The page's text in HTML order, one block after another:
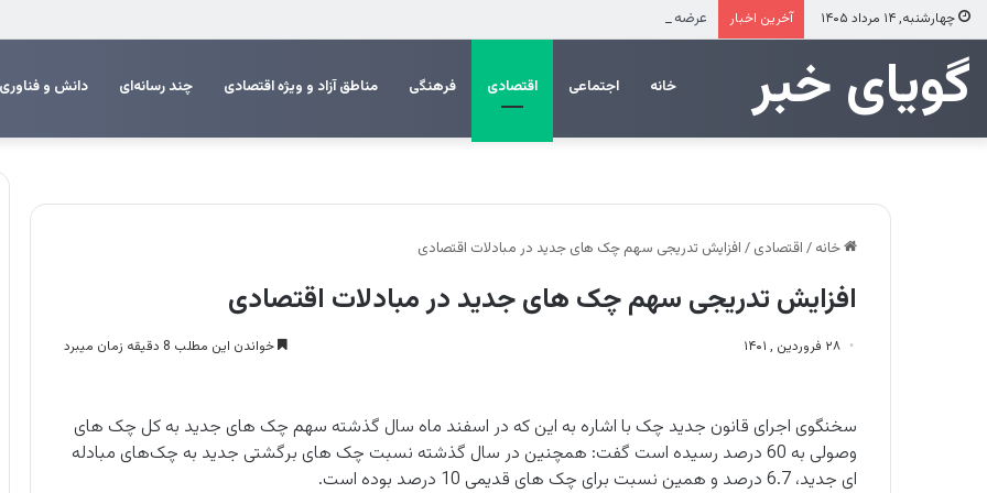
چهارشنبه, ۱۴ مرداد ۱۴۰۵ آخرین اخبار عرضه مستقیم محصولات ایرانول در ایام اربعین
‌‌‌گویای خبر خانه اجتماعی اقتصادی فرهنگی مناطق آزاد و ویژه اقتصادی چند رسانه‌ای دانش و فناوری
خانه / اقتصادی / افزایش تدریجی سهم چک های جدید در مبادلات اقتصادی
افزایش تدریجی سهم چک های جدید در مبادلات اقتصادی
۲۸ فروردین , ۱۴۰۱ خواندن این مطلب 8 دقیقه زمان میبرد
سخنگوی اجرای قانون جدید چک با اشاره به این که در اسفند ماه سال گذشته سهم چک های جدید به کل چک های
وصولی به 60 درصد رسیده است گفت: همچنین در سال گذشته نسبت چک های برگشتی جدید به چک‌های مبادله
ای جدید، 6.7 درصد و همین نسبت برای چک های قدیمی 10 درصد بوده است.